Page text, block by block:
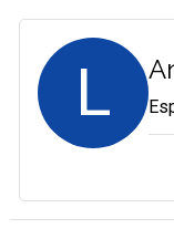
L